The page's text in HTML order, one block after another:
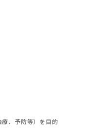
、予防等）を目的